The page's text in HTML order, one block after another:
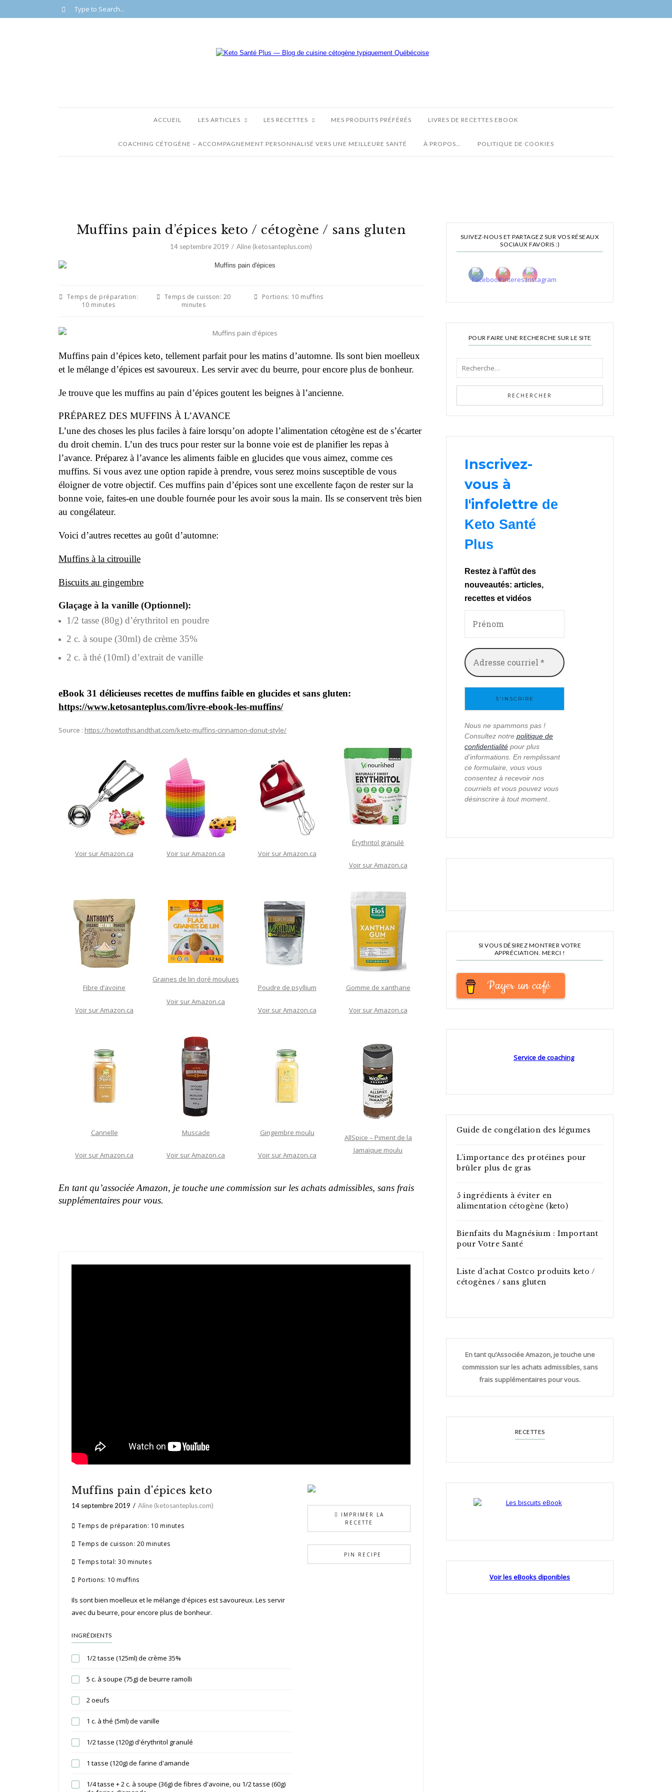
ACCUEIL LES ARTICLES LES RECETTES MES PRODUITS PRÉFÉRÉS LIVRES DE RECETTES EBOOK
COACHING CÉTOGÈNE – ACCOMPAGNEMENT PERSONNALISÉ VERS UNE MEILLEURE SANTÉ À PROPOS… POLITIQUE DE COOKIES
Muffins pain d’épices keto / cétogène / sans gluten
14 septembre 2019 Aline (ketosanteplus.com)
Temps de préparation:
10 minutes
Temps de cuisson: 20
minutes
Portions: 10 muffins
Muffins pain d’épices keto, tellement parfait pour les matins d’automne. Ils sont bien moelleux
et le mélange d’épices est savoureux. Les servir avec du beurre, pour encore plus de bonheur.
Je trouve que les muffins au pain d’épices goutent les beignes à l’ancienne.
PRÉPAREZ DES MUFFINS À L’AVANCE
L’une des choses les plus faciles à faire lorsqu’on adopte l’alimentation cétogène est de s’écarter
du droit chemin. L’un des trucs pour rester sur la bonne voie est de planifier les repas à
l’avance. Préparez à l’avance les aliments faible en glucides que vous aimez, comme ces
muffins. Si vous avez une option rapide à prendre, vous serez moins susceptible de vous
éloigner de votre objectif. Ces muffins pain d’épices sont une excellente façon de rester sur la
bonne voie, faites-en une double fournée pour les avoir sous la main. Ils se conservent très bien
au congélateur.
Voici d’autres recettes au goût d’automne:
Muffins à la citrouille
Biscuits au gingembre
Glaçage à la vanille (Optionnel):
1/2 tasse (80g) d’érythritol en poudre
2 c. à soupe (30ml) de crème 35%
2 c. à thé (10ml) d’extrait de vanille
eBook 31 délicieuses recettes de muffins faible en glucides et sans gluten:
https://www.ketosanteplus.com/livre-ebook-les-muffins/
Source : https://howtothisandthat.com/keto-muffins-cinnamon-donut-style/
Voir sur Amazon.ca Voir sur Amazon.ca Voir sur Amazon.ca
Érythritol granulé
Voir sur Amazon.ca
Fibre d’avoine
Voir sur Amazon.ca
Graines de lin doré moulues
Voir sur Amazon.ca
Poudre de psyllium
Voir sur Amazon.ca
Gomme de xanthane
Voir sur Amazon.ca
Cannelle
Voir sur Amazon.ca
Muscade
Voir sur Amazon.ca
Gingembre moulu
Voir sur Amazon.ca
AllSpice – Piment de la
Jamaïque moulu
En tant qu’associée Amazon, je touche une commission sur les achats admissibles, sans frais
supplémentaires pour vous.
IMPRIMER LA
RECETTE
PIN RECIPE
Muffins pain d'épices keto
14 septembre 2019 Aline (ketosanteplus.com)
Temps de préparation: 10 minutes
Temps de cuisson: 20 minutes
Temps total: 30 minutes
Portions: 10 muffins
Ils sont bien moelleux et le mélange d'épices est savoureux. Les servir
avec du beurre, pour encore plus de bonheur.
INGRÉDIENTS
1/2 tasse (125ml) de crème 35%
5 c. à soupe (75g) de beurre ramolli
2 oeufs
1 c. à thé (5ml) de vanille
1/2 tasse (120g) d'érythritol granulé
1 tasse (120g) de farine d'amande
1/4 tasse + 2 c. à soupe (36g) de fibres d'avoine, ou 1/2 tasse (60g)
SUIVEZ-NOUS ET PARTAGEZ SUR VOS RÉSEAUX
SOCIAUX FAVORIS :)
POUR FAIRE UNE RECHERCHE SUR LE SITE
Inscrivez-
vous à
l'infolettre de
Keto Santé
Plus
Restez à l’affût des
nouveautés: articles,
recettes et vidéos
Nous ne spammons pas !
Consultez notre politique de
confidentialité pour plus
d’informations. En remplissant
ce formulaire, vous vous
consentez à recevoir nos
courriels et vous pouvez vous
désinscrire à tout moment..
SI VOUS DÉSIREZ MONTRER VOTRE
APPRÉCIATION. MERCI !
Payer un café
Service de coaching
Guide de congélation des légumes
L’importance des protéines pour
brûler plus de gras
5 ingrédients à éviter en
alimentation cétogène (keto)
Bienfaits du Magnésium : Important
pour Votre Santé
Liste d’achat Costco produits keto /
cétogènes / sans gluten
En tant qu’Associée Amazon, je touche une
commission sur les achats admissibles, sans
frais supplémentaires pour vous.
RECETTES
Voir les eBooks diponibles